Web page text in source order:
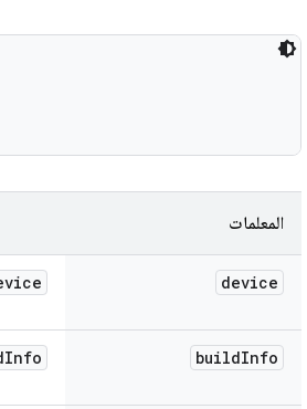
المعلمات
device
buildInfo
Info